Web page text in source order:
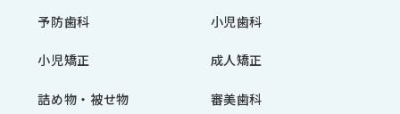
予防歯科 小児歯科
小児矯正 成人矯正
詰め物・被せ物 審美歯科